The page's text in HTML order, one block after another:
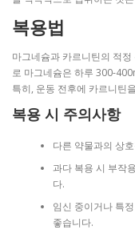
복용법
마그네슘과 카르니틴의 적
로 마그네슘은 하루 300-
특히, 운동 전후에 카르니틴
복용 시 주의사항
다른 약물과의 상
과다 복용 시 부작
다.
임신 중이거나 특
좋습니다.